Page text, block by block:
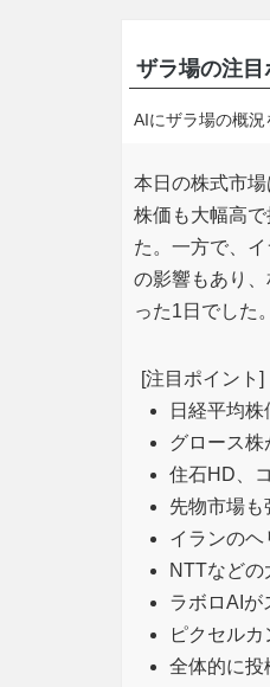
ザラ場の注目
AIにザラ場の概況
本日の株式市
株価も大幅高
た。一方で、
の影響もあり
った1日でした。
[注目ポイント]
日経平均
グロース株
住石HD、
先物市場
イランのヘ
NTTなどの
ラボロAIが
ピクセル
全体的に投